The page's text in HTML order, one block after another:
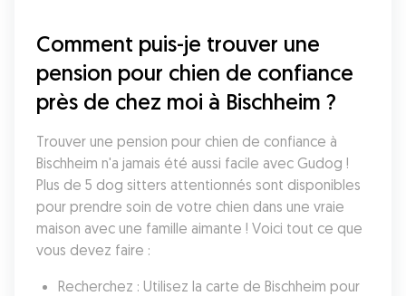
Comment puis-je trouver une
pension pour chien de confiance
près de chez moi à Bischheim ?
Trouver une pension pour chien de confiance à
Bischheim n'a jamais été aussi facile avec Gudog !
Plus de 5 dog sitters attentionnés sont disponibles
pour prendre soin de votre chien dans une vraie
maison avec une famille aimante ! Voici tout ce que
vous devez faire :
Recherchez : Utilisez la carte de Bischheim pour